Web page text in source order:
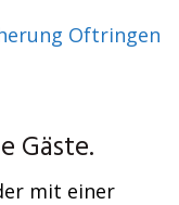
Oftringen
Gäste.
mit einer